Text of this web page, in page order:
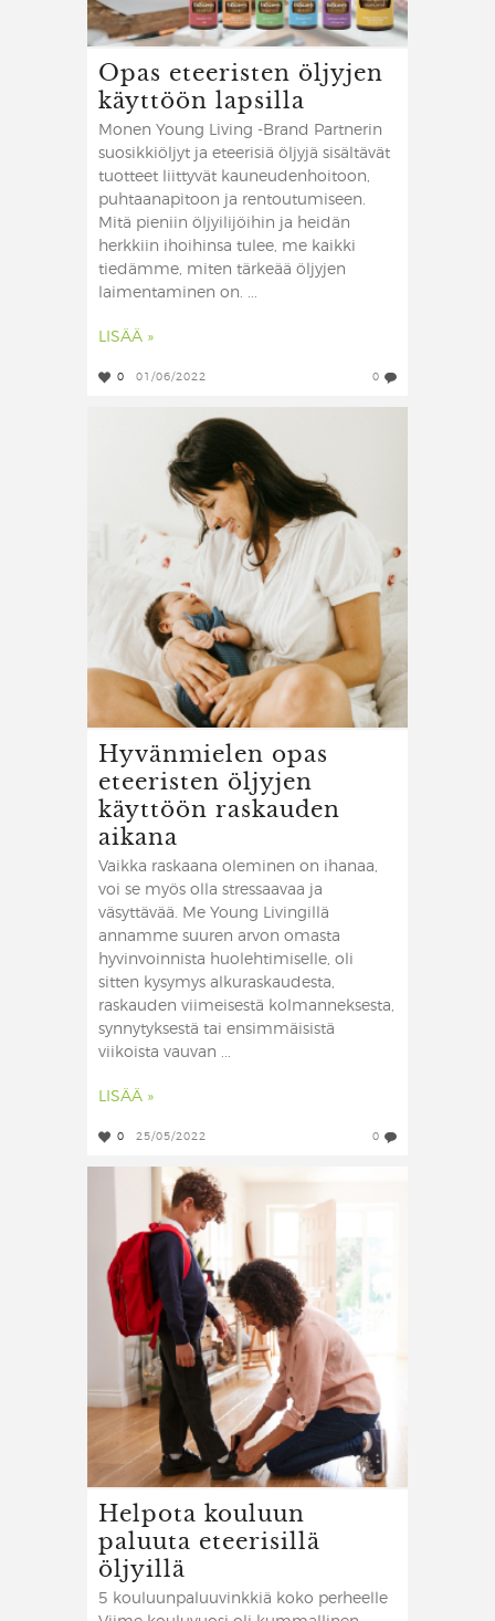
Opas eteeristen öljyjen
käyttöön lapsilla
Monen Young Living -Brand Partnerin
suosikkiöljyt ja eteerisiä öljyjä sisältävät
tuotteet liittyvät kauneudenhoitoon,
puhtaanapitoon ja rentoutumiseen.
Mitä pieniin öljyilijöihin ja heidän
herkkiin ihoihinsa tulee, me kaikki
tiedämme, miten tärkeää öljyjen
laimentaminen on. ...
LISÄÄ »
0 01/06/2022 0
Hyvänmielen opas
eteeristen öljyjen
käyttöön raskauden
aikana
Vaikka raskaana oleminen on ihanaa,
voi se myös olla stressaavaa ja
väsyttävää. Me Young Livingillä
annamme suuren arvon omasta
hyvinvoinnista huolehtimiselle, oli
sitten kysymys alkuraskaudesta,
raskauden viimeisestä kolmanneksesta,
synnytyksestä tai ensimmäisistä
viikoista vauvan ...
LISÄÄ »
0 25/05/2022 0
Helpota kouluun
paluuta eteerisillä
öljyillä
5 kouluunpaluuvinkkiä koko perheelle